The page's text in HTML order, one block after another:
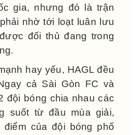
gia, nhưng đó là trận
nhờ tới loạt luân lưu
đối thủ đang trong
hay yếu, HAGL đều
cả Sài Gòn FC và
đội bóng chia nhau các
suốt từ đầu mùa giải,
của đội bóng phố